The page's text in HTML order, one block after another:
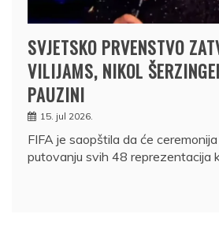
SVJETSKO PRVENSTVO
VILIJAMS, NIKOL
PAUZINI
15. jul 2026.
FIFA je saopštila da će
putovanju svih 48 reprezentacija